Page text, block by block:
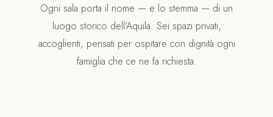
Ogni sala porta il nome — e lo stemma — di un
luogo storico dell'Aquila. Sei spazi privati,
accoglienti, pensati per ospitare con dignità ogni
famiglia che ce ne fa richiesta.